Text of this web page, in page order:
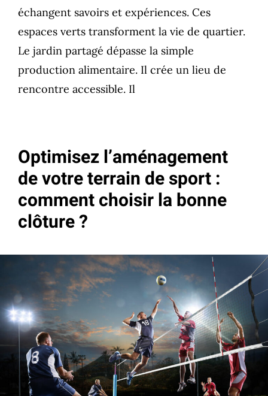
échangent savoirs et expériences. Ces
espaces verts transforment la vie de quartier.
Le jardin partagé dépasse la simple
production alimentaire. Il crée un lieu de
rencontre accessible. Il
Optimisez l’aménagement
de votre terrain de sport :
comment choisir la bonne
clôture ?